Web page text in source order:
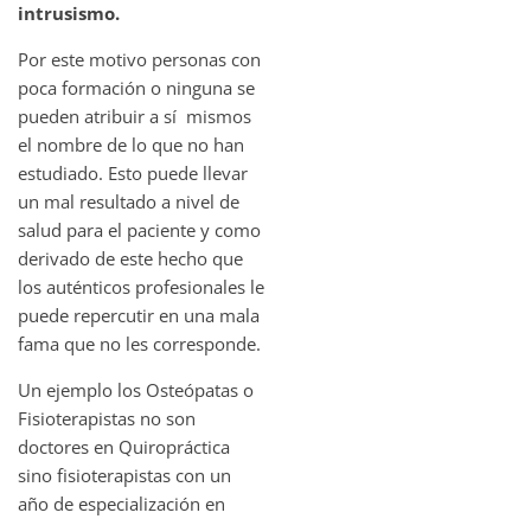
intrusismo.
Por este motivo personas con
poca formación o ninguna se
pueden atribuir a sí mismos
el nombre de lo que no han
estudiado. Esto puede llevar
un mal resultado a nivel de
salud para el paciente y como
derivado de este hecho que
los auténticos profesionales le
puede repercutir en una mala
fama que no les corresponde.
Un ejemplo los Osteópatas o
Fisioterapistas no son
doctores en Quiropráctica
sino fisioterapistas con un
año de especialización en